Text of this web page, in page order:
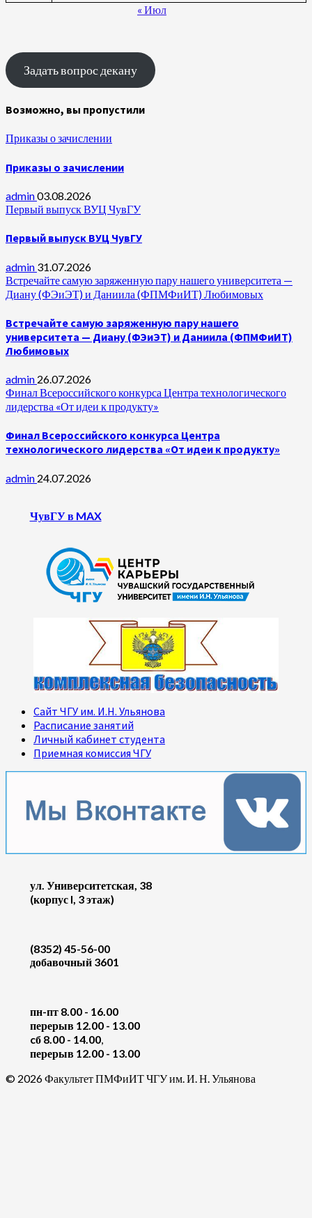
« Июл
Задать вопрос декану
Возможно, вы пропустили
Приказы о зачислении
Приказы о зачислении
admin03.08.2026
Первый выпуск ВУЦ ЧувГУ
Первый выпуск ВУЦ ЧувГУ
admin 31.07.2026
Встречайте самую заряженную пару нашего университета —
Диану (ФЭиЭТ) и Даниила (ФПМФиИТ) Любимовых
Встречайте самую заряженную пару нашего
университета — Диану (ФЭиЭТ) и Даниила (ФПМФиИТ)
Любимовых
admin 26.07.2026
Финал Всероссийского конкурса Центра технологического
лидерства «От идеи к продукту»
Финал Всероссийского конкурса Центра
технологического лидерства «От идеи к продукту»
admin 24.07.2026
ЧувГУ в MAX
Сайт ЧГУ им. И.Н. Ульянова
Расписание занятий
Личный кабинет студента
Приемная комиссия ЧГУ
ул. Университетская, 38
(корпус I, 3 этаж)
(8352) 45-56-00
добавочный 3601
пн-пт 8.00 - 16.00
перерыв 12.00 - 13.00
cб 8.00 - 14.00,
перерыв 12.00 - 13.00
© 2026 Факультет ПМФиИТ ЧГУ им. И. Н. Ульянова